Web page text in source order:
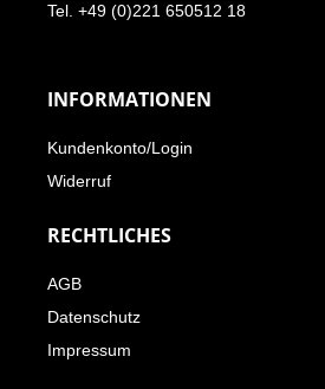
Tel. +49 (0)221 650512 18
INFORMATIONEN
Kundenkonto/Login
Widerruf
RECHTLICHES
AGB
Datenschutz
Impressum